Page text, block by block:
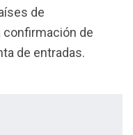
de
confirmación de
de entradas.